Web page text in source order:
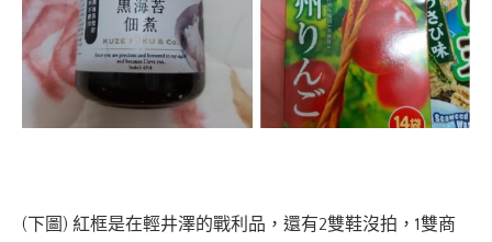
(下圖) 紅框是在輕井澤的戰利品，還有2雙鞋沒拍，1雙商